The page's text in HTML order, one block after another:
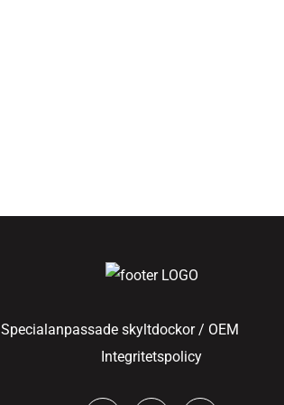
Specialanpassade skyltdockor / OEM
Integritetspolicy